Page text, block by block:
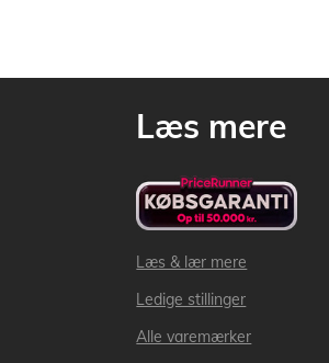
Læs mere
Læs & lær mere
Ledige stillinger
Alle varemærker